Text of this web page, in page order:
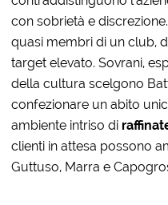
con sobrietà e
quasi membri di un club,
target elevato. Sovrani,
della cultura scelgono
confezionare un abito
ambiente intriso di
clienti in attesa possono
Guttuso, Marra e